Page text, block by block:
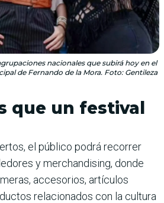
nacionales que subirá hoy en el
de Fernando de la Mora. Foto: Gentileza
que un festival
el público podrá recorrer
y merchandising, donde
accesorios, artículos
relacionados con la cultura